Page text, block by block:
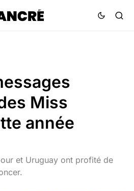
Miss
année
et Uruguay ont profité de